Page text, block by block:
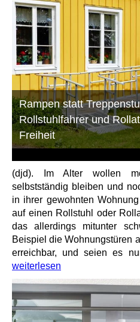
Rampen statt
Rollstuhlfahrer und
Freiheit
(djd). Im Alter wollen
selbstständig bleiben und
in ihrer gewohnten
auf einen Rollstuhl oder
das allerdings mitunter
Beispiel die Wohnungstüren
erreichbar, und seien es
weiterlesen